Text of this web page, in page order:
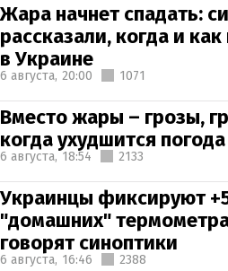
Жара начнет спадать:
рассказали, когда и
в Украине
6 августа, 20:00 1071
Вместо жары – грозы,
когда ухудшится погода
6 августа, 18:54 2133
Украинцы фиксируют
"домашних"
говорят синоптики
6 августа, 16:46 2388